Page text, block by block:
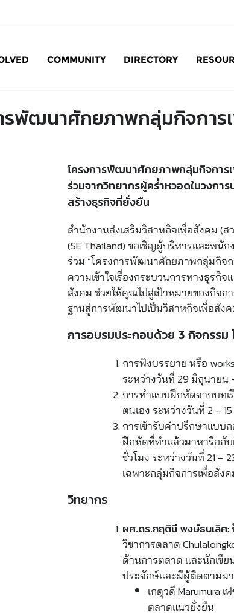
COMMUNITY DIRECTORY
รพัฒนาศักยภาพกลุ่มกิจการ
โครงการพัฒนาศักยภาพกลุ่มกิจการ
ร่วมจากวิทยากรผู้คร่ำหวอดในวงกา
สร้างธุรกิจที่ยั่งยืน
สำนักงานส่งเสริมวิสาหกิจเพื่อสังคม (
(SE Thailand) ขอเชิญผู้บริหารและพนั
ร่วม “โครงการพัฒนาศักยภาพกลุ่มกิจ
ความเข้าใจเรื่องกระบวนการทางธุรกิ
สังคม ช่วยให้คุณไปสู่เป้าหมายของกิจ
ฐานสู่การพัฒนาไปเป็นวิสาหกิจเพื่อสัง
การอบรมประกอบด้วย 3 กิจกรรม
การฟังบรรยาย หรือ
ระหว่างวันที่ 29 มิถุนายน
การทำแบบฝึกหัดจากบทเ
ตนเอง ระหว่างวันที่ 2 –
การเข้ารับคำปรึกษาแบบ
ฝึกหัดที่ทำแล้วมาหารือกับ
ชั่วโมง ระหว่างวันที่ 21 –
เฉพาะกลุ่มกิจการเพื่อสัง
วิทยากร
ผศ.ดร.กฤตินี พงษ์ธนเลิศ:
วิชาการตลาด
ด้านการตลาด และนักเขี
ประจักษ์และมีผู้ติดตามม
เกตุวดี Marumura
ตลาดแนวยั่งยืน